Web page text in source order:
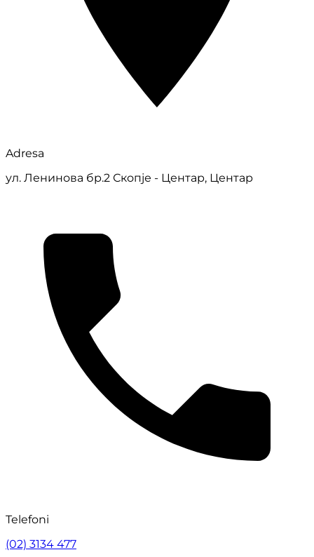
Adresa
ул. Ленинова бр.2 Скопје - Центар, Центар
Telefoni
(02) 3134 477